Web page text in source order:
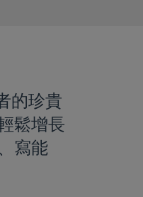
的珍貴
鬆增長
寫能